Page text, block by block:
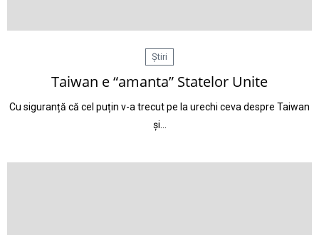
Știri
Taiwan e “amanta” Statelor Unite
Cu siguranță că cel puțin v-a trecut pe la urechi ceva despre Taiwan
și…